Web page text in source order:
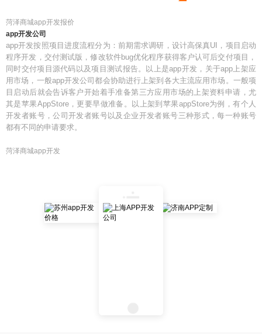
菏泽商城app开发报价
app开发公司
app开发按照项目进度流程分为：前期需求调研，设计高保真UI，项目启动
程序开发，交付测试版，修改软件bug优化程序获得客户认可后交付项目，
同时交付项目源代码以及项目测试报告。以上是app开发，关于app上架应
用市场，一般app开发公司都会协助进行上架到各大主流应用市场。一般项
目启动后就会告诉客户开始着手准备第三方应用市场的上架资料申请，尤
其是苹果AppStore，更要早做准备。以上架到苹果appStore为例，有个人
开发者账号，公司开发者账号以及企业开发者账号三种形式，每一种账号
都有不同的申请要求。
菏泽商城app开发